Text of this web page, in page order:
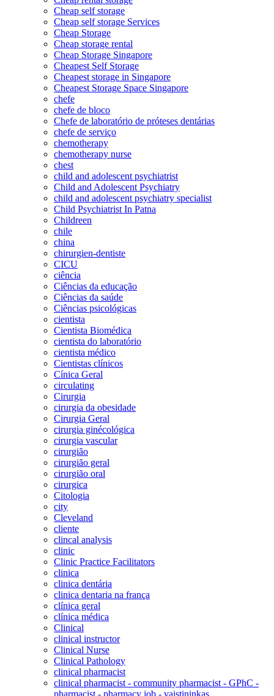
Cheap self storage
Cheap self storage Services
Cheap Storage
Cheap storage rental
Cheap Storage Singapore
Cheapest Self Storage
Cheapest storage in Singapore
Cheapest Storage Space Singapore
chefe
chefe de bloco
Chefe de laboratório de próteses dentárias
chefe de serviço
chemotherapy
chemotherapy nurse
chest
child and adolescent psychiatrist
Child and Adolescent Psychiatry
child and adolescent psychiatry specialist
Child Psychiatrist In Patna
Childreen
chile
china
chirurgien-dentiste
CICU
ciência
Ciências da educação
Ciências da saúde
Ciências psicológicas
cientista
Cientista Biomédica
cientista do laboratório
cientista médico
Cientistas clínicos
Cínica Geral
circulating
Cirurgia
cirurgia da obesidade
Cirurgia Geral
cirurgia ginécológica
cirurgia vascular
cirurgião
cirurgião geral
cirurgião oral
cirurgica
Citologia
city
Cleveland
cliente
clincal analysis
clinic
Clinic Practice Facilitators
clinica
clinica dentária
clinica dentaria na frança
clínica geral
clínica médica
Clinical
clinical instructor
Clinical Nurse
Clinical Pathology
clinical pharmacist
clinical pharmacist - community pharmacist - GPhC -
pharmacist - pharmacy job - vaistininkas